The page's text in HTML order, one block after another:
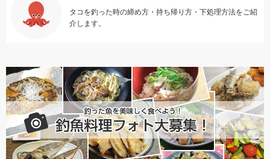
タコを釣った時の締め方・持ち帰り方・下処理方法をご紹
介します。